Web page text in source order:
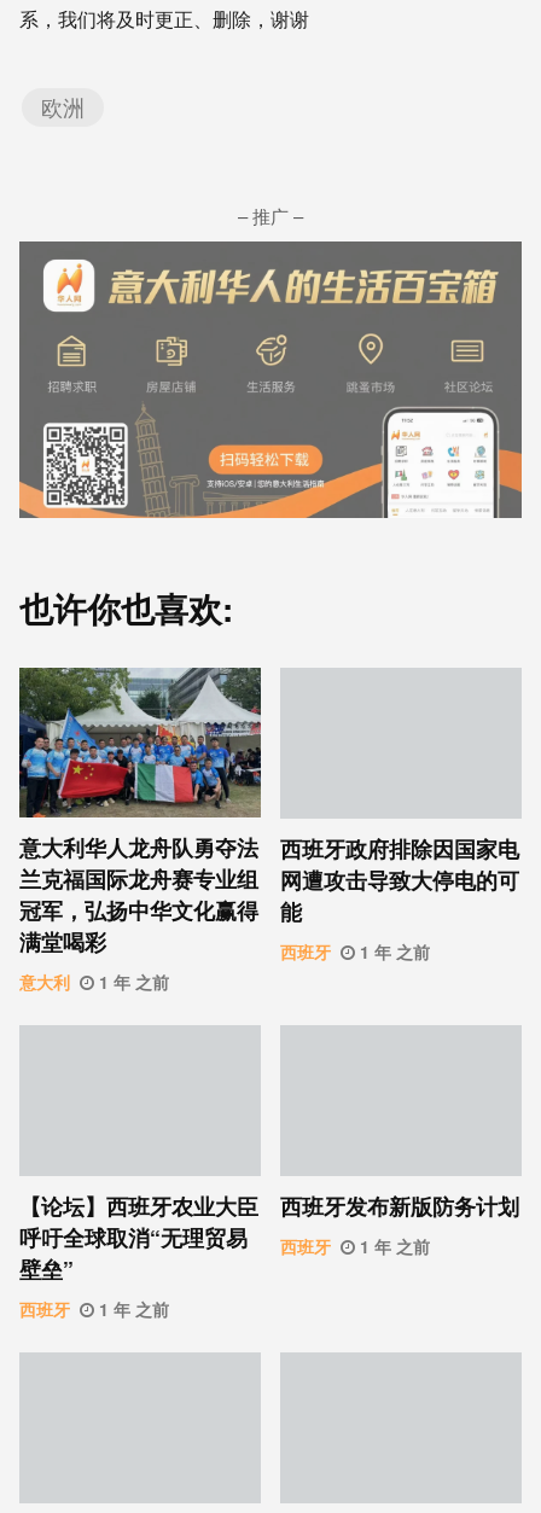
系，我们将及时更正、删除，谢谢
欧洲
– 推广 –
也许你也喜欢:
意大利华人龙舟队勇夺法
兰克福国际龙舟赛专业组
冠军，弘扬中华文化赢得
满堂喝彩
意大利 1 年 之前
西班牙政府排除因国家电
网遭攻击导致大停电的可
能
西班牙 1 年 之前
【论坛】西班牙农业大臣
呼吁全球取消“无理贸易
壁垒”
西班牙 1 年 之前
西班牙发布新版防务计划
西班牙 1 年 之前